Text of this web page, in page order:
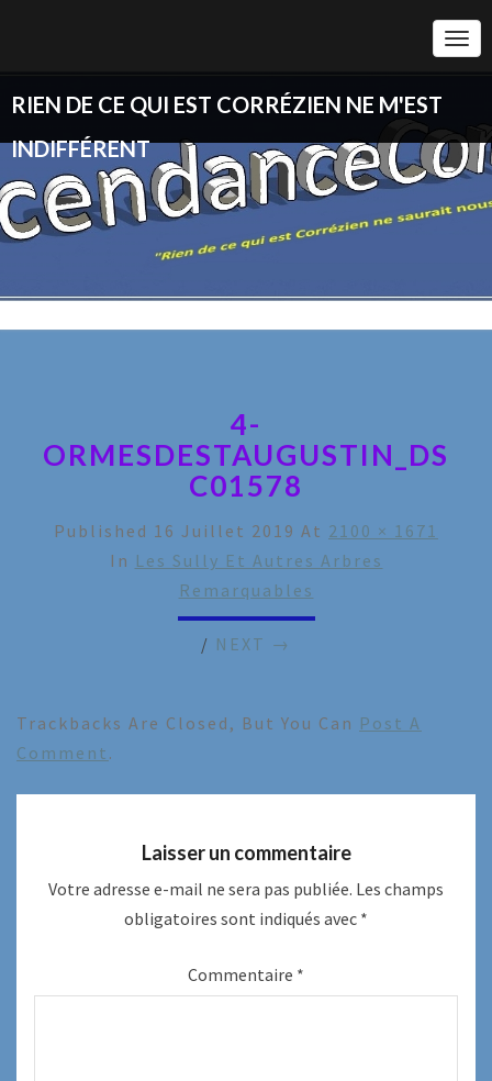
RIEN DE CE QUI EST CORRÉZIEN NE M'EST
INDIFFÉRENT
4-
ORMESDESTAUGUSTIN_DS
C01578
Published 16 Juillet 2019 At 2100 × 1671
In Les Sully Et Autres Arbres
Remarquables
/ NEXT →
Trackbacks Are Closed, But You Can Post A
Comment .
Laisser un commentaire
Votre adresse e-mail ne sera pas publiée. Les champs
obligatoires sont indiqués avec *
Commentaire *